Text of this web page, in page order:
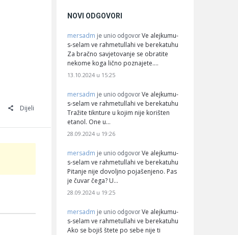
Dijeli
NOVI ODGOVORI
mersadm je unio odgovor Ve alejkumu-
s-selam ve rahmetullahi ve berekatuhu
Za bračno savjetovanje se obratite
nekome koga lično poznajete.…
13.10.2024 u 15:25
mersadm je unio odgovor Ve alejkumu-
s-selam ve rahmetullahi ve berekatuhu
Tražite tiknture u kojim nije korišten
etanol. One u…
28.09.2024 u 19:26
mersadm je unio odgovor Ve alejkumu-
s-selam ve rahmetullahi ve berekatuhu
Pitanje nije dovoljno pojašenjeno. Pas
je čuvar čega? U…
28.09.2024 u 19:25
mersadm je unio odgovor Ve alejkumu-
s-selam ve rahmetullahi ve berekatuhu
Ako se bojiš štete po sebe nije ti